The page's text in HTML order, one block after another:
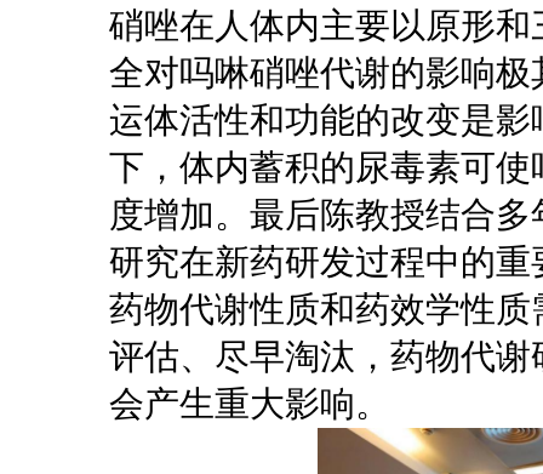
硝唑在人体内主要以原形
全对吗啉硝唑代谢的影响
运体活性和功能的改变是
下，体内蓄积的尿毒素可
度增加。最后陈教授结合
研究在新药研发过程中的
药物代谢性质和药效学性
评估、尽早淘汰，药物代
会产生重大影响。